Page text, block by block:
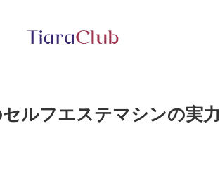
ルフエステマシンの実力